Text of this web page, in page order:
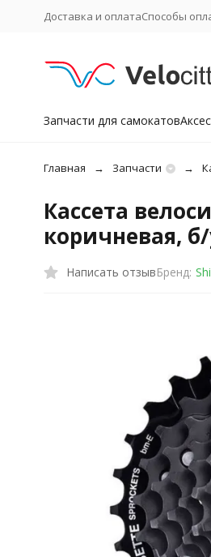
Доставка и оплатаСпособы
Запчасти для самокатов
Главная Запчасти
Кассета
коричневая,
Написать отзывБренд: